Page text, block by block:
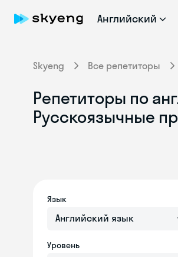
Английский
Skyeng Все репетиторы
Репетиторы по
Русскоязычные
Язык
Английский язык
Уровень